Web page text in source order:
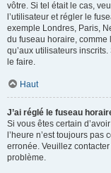
vôtre. Si tel était le cas,
l’utilisateur et régler le
exemple Londres, Paris,
du fuseau horaire, comme
qu’aux utilisateurs inscrits.
le faire.
Haut
J’ai réglé le fuseau
Si vous êtes certain
l’heure n’est toujours
erronée. Veuillez
problème.